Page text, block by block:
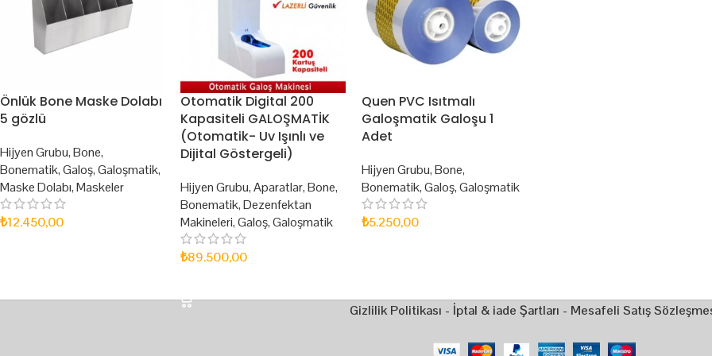
Önlük Bone Maske Dolabı
5 gözlü
Hijyen Grubu,Bone,
Bonematik,Galoş,Galoşmatik,
Maske Dolabı,Maskeler
₺12.450,00
Otomatik Digital 200
Kapasiteli GALOŞMATİK
(Otomatik- Uv Işınlı ve
Dijital Göstergeli)
Hijyen Grubu,Aparatlar,Bone,
Bonematik,Dezenfektan
Makineleri,Galoş,Galoşmatik
₺89.500,00
Quen PVC Isıtmalı
Galoşmatik Galoşu 1
Adet
Hijyen Grubu,Bone,
Bonematik,Galoş,Galoşmatik
₺5.250,00
Gizlilik Politikası - İptal & iade Şartları - Mesafeli Satış